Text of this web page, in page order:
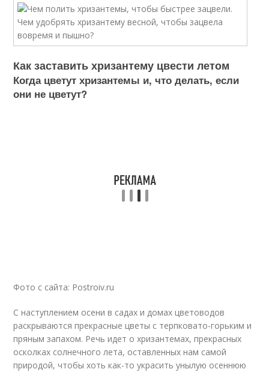
Как заставить хризантему цвести летом
Когда цветут хризантемы и, что делать, если
они не цветут?
Фото с сайта: Postroiv.ru
С наступлением осени в садах и домах цветоводов
раскрываются прекрасные цветы с терпковато-горьким и
пряным запахом. Речь идет о хризантемах, прекрасных
осколках солнечного лета, оставленных нам самой
природой, чтобы хоть как-то украсить унылую осеннюю